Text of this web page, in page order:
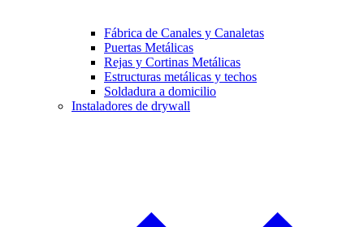
Fábrica de Canales y Canaletas
Puertas Metálicas
Rejas y Cortinas Metálicas
Estructuras metálicas y techos
Soldadura a domicilio
Instaladores de drywall